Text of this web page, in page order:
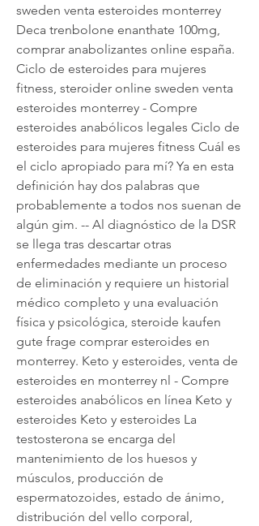
sweden venta esteroides monterrey
Deca trenbolone enanthate 100mg,
comprar anabolizantes online españa.
Ciclo de esteroides para mujeres
fitness, steroider online sweden venta
esteroides monterrey - Compre
esteroides anabólicos legales Ciclo de
esteroides para mujeres fitness Cuál es
el ciclo apropiado para mí? Ya en esta
definición hay dos palabras que
probablemente a todos nos suenan de
algún gim. -- Al diagnóstico de la DSR
se llega tras descartar otras
enfermedades mediante un proceso
de eliminación y requiere un historial
médico completo y una evaluación
física y psicológica, steroide kaufen
gute frage comprar esteroides en
monterrey. Keto y esteroides, venta de
esteroides en monterrey nl - Compre
esteroides anabólicos en línea Keto y
esteroides Keto y esteroides La
testosterona se encarga del
mantenimiento de los huesos y
músculos, producción de
espermatozoides, estado de ánimo,
distribución del vello corporal,